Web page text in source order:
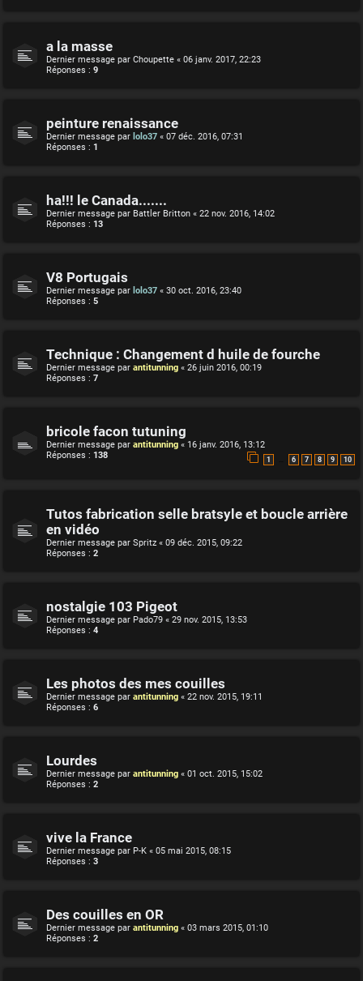
a la masse
Dernier message par Choupette « 06 janv. 2017, 22:23
Réponses : 9
peinture renaissance
Dernier message par lolo37 « 07 déc. 2016, 07:31
Réponses : 1
ha!!! le Canada.......
Dernier message par Battler Britton « 22 nov. 2016, 14:02
Réponses : 13
V8 Portugais
Dernier message par lolo37 « 30 oct. 2016, 23:40
Réponses : 5
Technique : Changement d huile de fourche
Dernier message par antitunning « 26 juin 2016, 00:19
Réponses : 7
bricole facon tutuning
Dernier message par antitunning « 16 janv. 2016, 13:12
Réponses : 138 1 6 7 8 9 10
Tutos fabrication selle bratsyle et boucle arrière
en vidéo
Dernier message par Spritz « 09 déc. 2015, 09:22
Réponses : 2
nostalgie 103 Pigeot
Dernier message par Pado79 « 29 nov. 2015, 13:53
Réponses : 4
Les photos des mes couilles
Dernier message par antitunning « 22 nov. 2015, 19:11
Réponses : 6
Lourdes
Dernier message par antitunning « 01 oct. 2015, 15:02
Réponses : 2
vive la France
Dernier message par P-K « 05 mai 2015, 08:15
Réponses : 3
Des couilles en OR
Dernier message par antitunning « 03 mars 2015, 01:10
Réponses : 2